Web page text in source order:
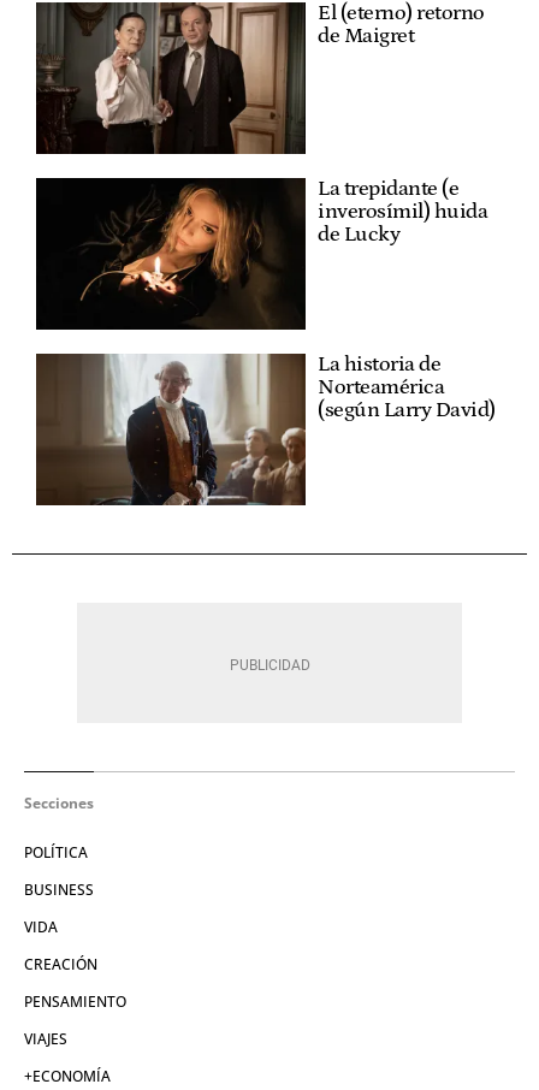
El (eterno) retorno
de Maigret
La trepidante (e
inverosímil) huida
de Lucky
La historia de
Norteamérica
(según Larry David)
Secciones
POLÍTICA
BUSINESS
VIDA
CREACIÓN
PENSAMIENTO
VIAJES
+ECONOMÍA